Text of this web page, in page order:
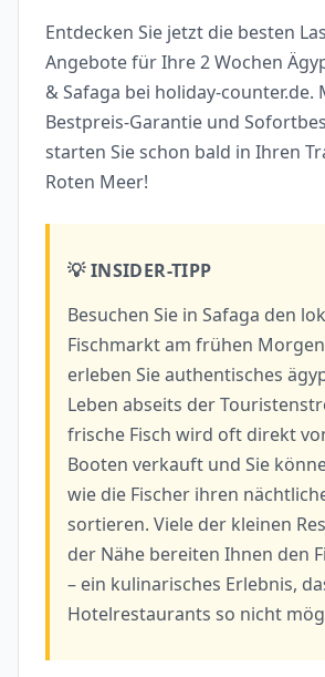
Entdecken Sie jetzt die besten
Angebote für Ihre 2 Wochen
& Safaga bei holiday-counter.de.
Bestpreis-Garantie und
starten Sie schon bald in Ihren
Roten Meer!
💡 INSIDER-TIPP
Besuchen Sie in Safaga den
Fischmarkt am frühen
erleben Sie authentisches
Leben abseits der
frische Fisch wird oft direkt
Booten verkauft und Sie
wie die Fischer ihren
sortieren. Viele der kleinen
der Nähe bereiten Ihnen den
– ein kulinarisches Erlebnis,
Hotelrestaurants so nicht